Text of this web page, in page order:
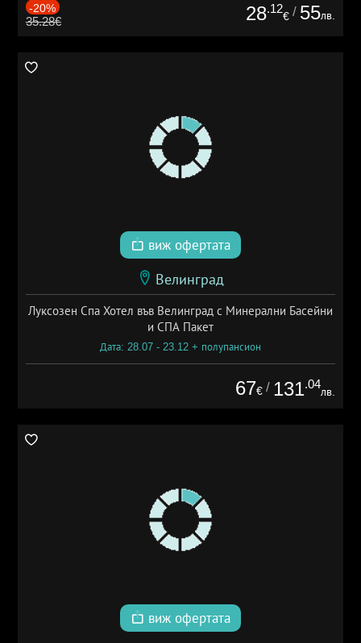
-20%
35.28€ 28.12
€ / 55лв.
виж офертата
Велинград
Луксозен Спа Хотел във Велинград с Минерални Басейни
и СПА Пакет
Дата: 28.07 - 23.12 + полупансион
67€ / 131.04
лв.
виж офертата